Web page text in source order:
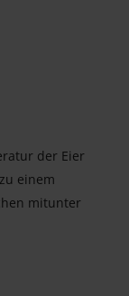
der Eier
einem
mitunter